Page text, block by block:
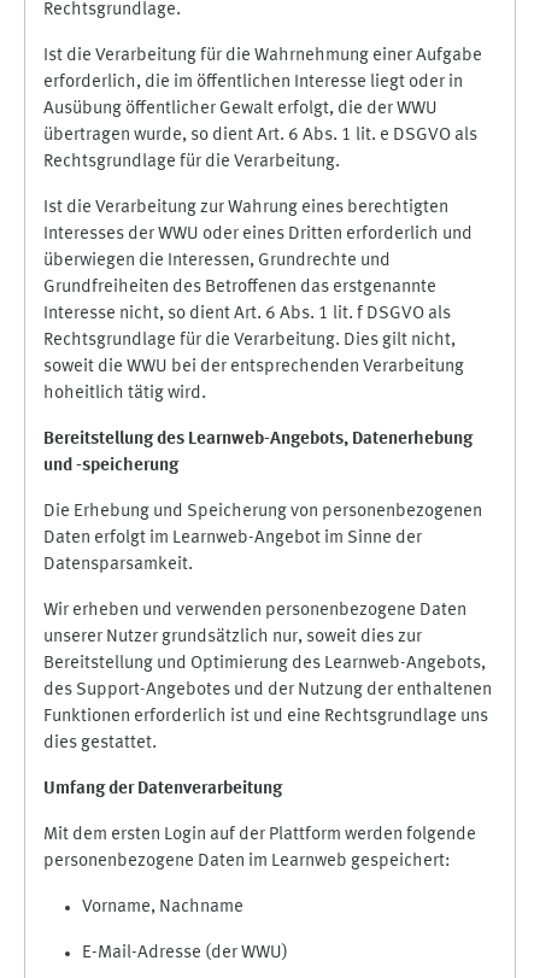
Rechtsgrundlage.
Ist die Verarbeitung für die Wahrnehmung einer Aufgabe
erforderlich, die im öffentlichen Interesse liegt oder in
Ausübung öffentlicher Gewalt erfolgt, die der WWU
übertragen wurde, so dient Art. 6 Abs. 1 lit. e DSGVO als
Rechtsgrundlage für die Verarbeitung.
Ist die Verarbeitung zur Wahrung eines berechtigten
Interesses der WWU oder eines Dritten erforderlich und
überwiegen die Interessen, Grundrechte und
Grundfreiheiten des Betroffenen das erstgenannte
Interesse nicht, so dient Art. 6 Abs. 1 lit. f DSGVO als
Rechtsgrundlage für die Verarbeitung. Dies gilt nicht,
soweit die WWU bei der entsprechenden Verarbeitung
hoheitlich tätig wird.
Bereitstellung des Learnweb-Angebots, Datenerhebung
und -speicherung
Die Erhebung und Speicherung von personenbezogenen
Daten erfolgt im Learnweb-Angebot im Sinne der
Datensparsamkeit.
Wir erheben und verwenden personenbezogene Daten
unserer Nutzer grundsätzlich nur, soweit dies zur
Bereitstellung und Optimierung des Learnweb-Angebots,
des Support-Angebotes und der Nutzung der enthaltenen
Funktionen erforderlich ist und eine Rechtsgrundlage uns
dies gestattet.
Umfang der Datenverarbeitung
Mit dem ersten Login auf der Plattform werden folgende
personenbezogene Daten im Learnweb gespeichert:
Vorname, Nachname
E-Mail-Adresse (der WWU)